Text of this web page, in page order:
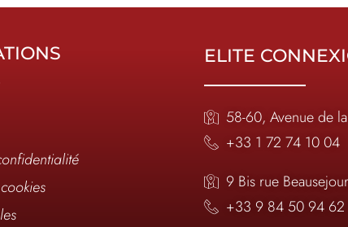
ELITE
58-60, Avenue de
+33 1 72 74 10 04
9 Bis rue
+33 9 84 50 94 62